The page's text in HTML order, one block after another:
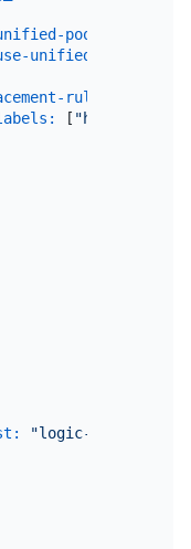
pool:
unified-pool:
rules:
[ "host"
"logic-host-1"